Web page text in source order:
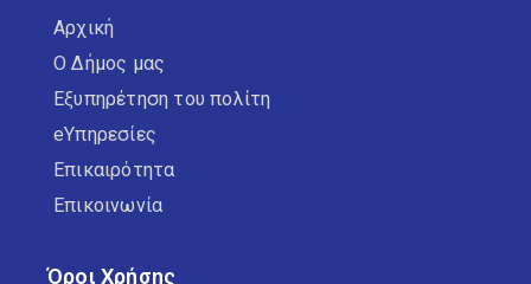
Αρχική
Ο Δήμος μας
Εξυπηρέτηση του πολίτη
eΥπηρεσίες
Επικαιρότητα
Επικοινωνία
Όροι Χρήσης